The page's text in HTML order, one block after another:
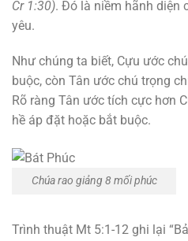
Cr 1:30). Đó là niềm hãnh diện
yêu.
Như chúng ta biết, Cựu ước
buộc, còn Tân ước chú trọng
Rõ ràng Tân ước tích cực hơn
hề áp đặt hoặc bắt buộc.
Chúa rao giảng 8 mối phúc
Trình thuật Mt 5:1-12 ghi lại